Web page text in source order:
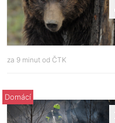
za 9 minut od ČTK
Domácí